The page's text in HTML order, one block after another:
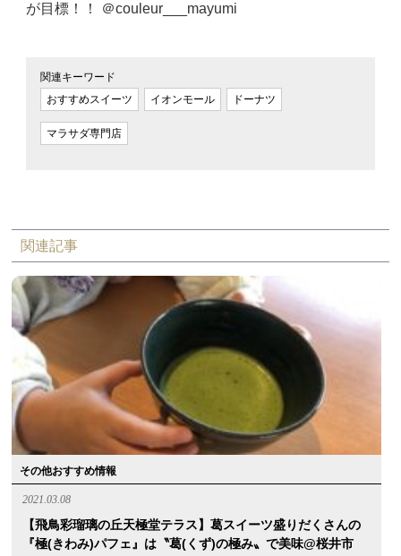
が目標！！ ＠couleur___mayumi
関連キーワード
おすすめスイーツ
イオンモール ドーナツ
マラサダ専門店
関連記事
その他おすすめ情報
2021.03.08
【飛鳥彩瑠璃の丘天極堂テラス】葛スイーツ盛りだくさんの
『極(きわみ)パフェ』は〝葛(くず)の極み〟で美味@桜井市